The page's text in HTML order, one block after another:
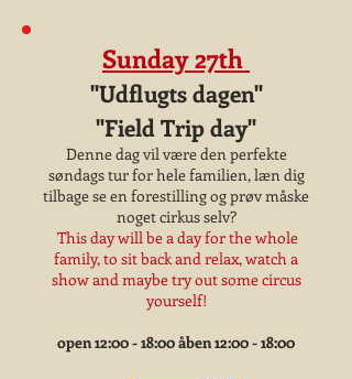
Sunday 27th
"Udflugts dagen"
"Field Trip day"
Denne dag vil være den perfekte
søndags tur for hele familien, læn dig
tilbage se en forestilling og prøv måske
noget cirkus selv?
This day will be a day for the whole
family, to sit back and relax, watch a
show and maybe try out some circus
yourself!
open 12:00 - 18:00 åben 12:00 - 18:00